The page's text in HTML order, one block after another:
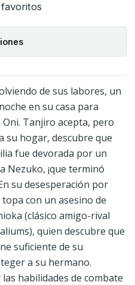
de sus labores, un
en su casa para
Tanjiro acepta, pero
su hogar, descubre que
fue devorada por un
Nezuko, ¡que terminó
su desesperación por
con un asesino de
(clásico amigo-rival
quien descubre que
suficiente de su
a su hermano.
habilidades de combate